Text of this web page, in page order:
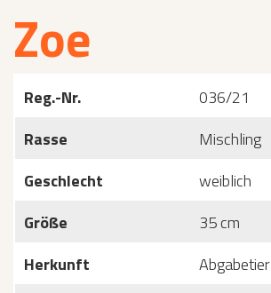
Zoe
Reg.-Nr.
036/21
Rasse
Mischling
Geschlecht
weiblich
Größe
35 cm
Herkunft
Abgabetier